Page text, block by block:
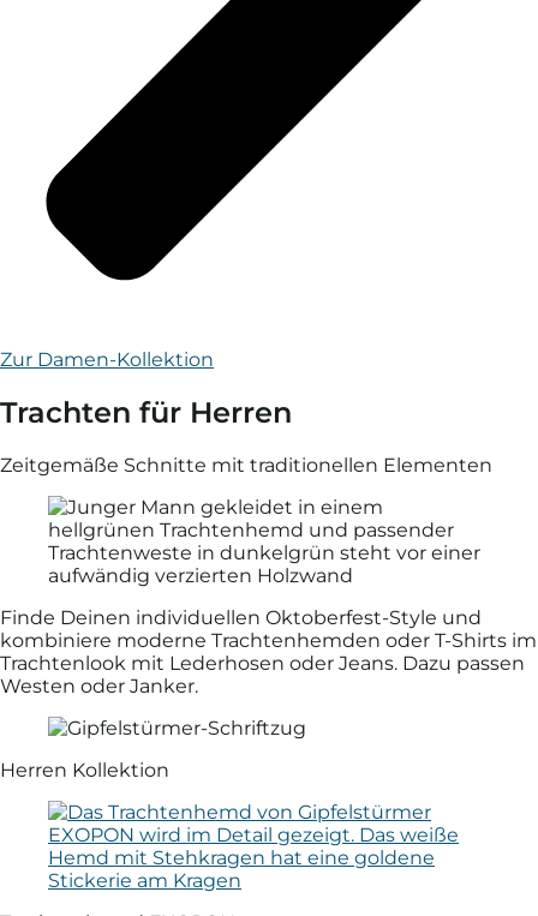
Zur Damen-Kollektion
Trachten für Herren
Zeitgemäße Schnitte mit traditionellen Elementen
Finde Deinen individuellen Oktoberfest-Style und
kombiniere moderne Trachten­hemden oder T-Shirts im
Trachten­look mit Leder­hosen oder Jeans. Dazu passen
Westen oder Janker.
Herren Kollektion